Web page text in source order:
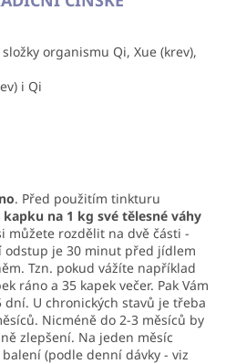
organismu Qi, Xue (krev),
i Qi
. Před použitím tinkturu
kapku na 1 kg své tělesné váhy
můžete rozdělit na dvě části -
je 30 minut před jídlem
Tzn. pokud vážíte například
ráno a 35 kapek večer. Pak Vám
dní. U chronických stavů je třeba
Nicméně do 2-3 měsíců by
zlepšení. Na jeden měsíc
(podle denní dávky - viz